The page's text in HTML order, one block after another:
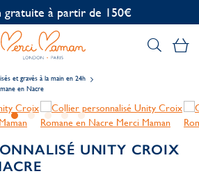
offerte
et gravés à la main en 24h
en Nacre
UNITY CROIX